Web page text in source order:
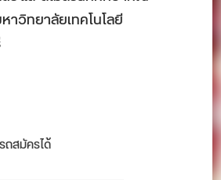
วิทยาลัยเทคโนโลยี
ถสมัครได้